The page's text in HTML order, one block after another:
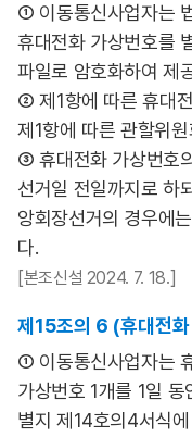
① 이동통신사업자는
휴대전화 가상번호를
파일로 암호화하여 제
② 제1항에 따른 휴대
제1항에 따른 관할위
③ 휴대전화 가상번호
선거일 전일까지로
앙회장선거의 경우에
다.
[본조신설 2024. 7. 18.]
제15조의 6 (휴대전
① 이동통신사업자는
가상번호 1개를 1일
별지 제14호의4서식